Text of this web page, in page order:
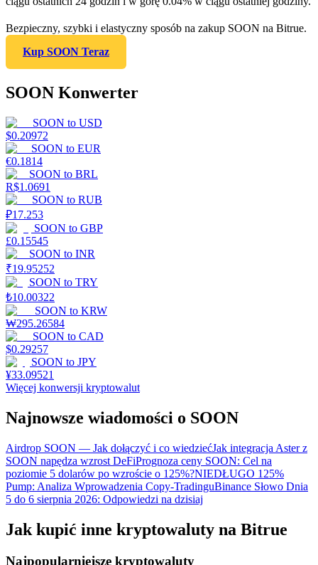
Bezpieczny, szybki i elastyczny sposób na zakup SOON na Bitrue.
Kup SOON Teraz
SOON Konwerter
SOON to USD
$0.20972
SOON to EUR
€0.1814
SOON to BRL
R$1.0691
SOON to RUB
₽17.253
SOON to GBP
£0.15545
SOON to INR
₹19.95252
SOON to TRY
₺10.00322
SOON to KRW
₩295.26584
SOON to CAD
$0.29257
SOON to JPY
¥33.09521
Więcej konwersji kryptowalut
Najnowsze wiadomości o SOON
Airdrop SOON — Jak dołączyć i co wiedziećJak integracja Aster z
SOON napędza wzrost DeFiPrognoza ceny SOON: Cel na
poziomie 5 dolarów po wzroście o 125%?NIEDŁUGO 125%
Pump: Analiza Wprowadzenia Copy-TradinguBinance Słowo Dnia
5 do 6 sierpnia 2026: Odpowiedzi na dzisiaj
Jak kupić inne kryptowaluty na Bitrue
Najpopularniejsze kryptowaluty